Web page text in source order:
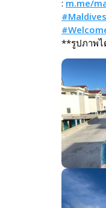
: m.me/
**รูปภาพไ